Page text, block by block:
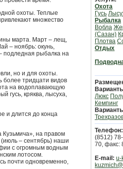
охоты. Теплые
множество
марта. Март – лещ,
– ноябрь: окунь,
подледная рыбалка на
но и для охоты.
более тридцати видов
на водоплавающую
гусь, кряква, лысуха,
и длится до конца
Кузьмича», на правом
(июль – сентябрь) наши
с огромным водным
лотосом.
почти одновременно,
Охота
Гусь
Рыбалка
Вобла
(Сазан)
Плотва
Отдых
Люкс
Кемпинг
Телефон:
(8512)
70, факс:
E-mail: u-